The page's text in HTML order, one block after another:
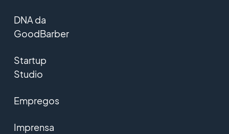
DNA da
GoodBarber
Startup
Studio
Empregos
Imprensa